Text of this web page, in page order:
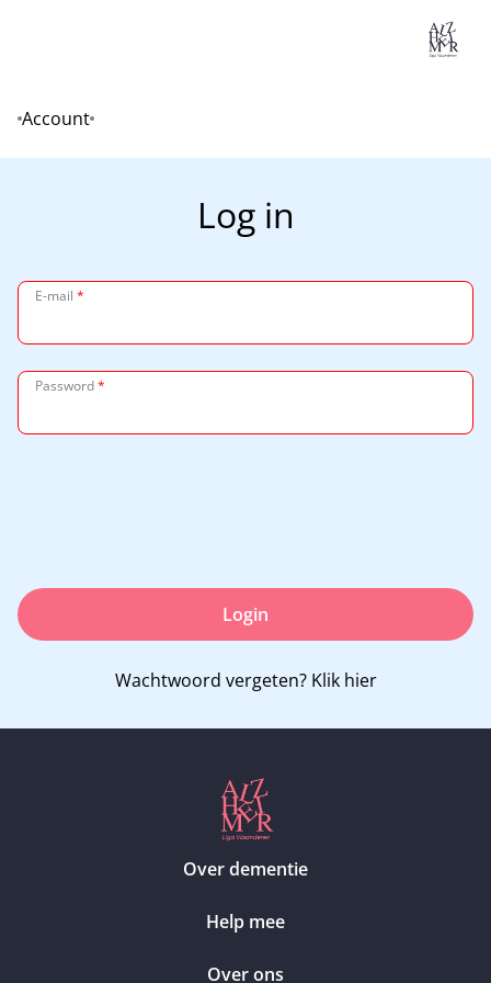
Home
Account
Log in
E-mail *
Password*
Login
Wachtwoord vergeten? Klik hier
Over dementie
Help mee
Over ons